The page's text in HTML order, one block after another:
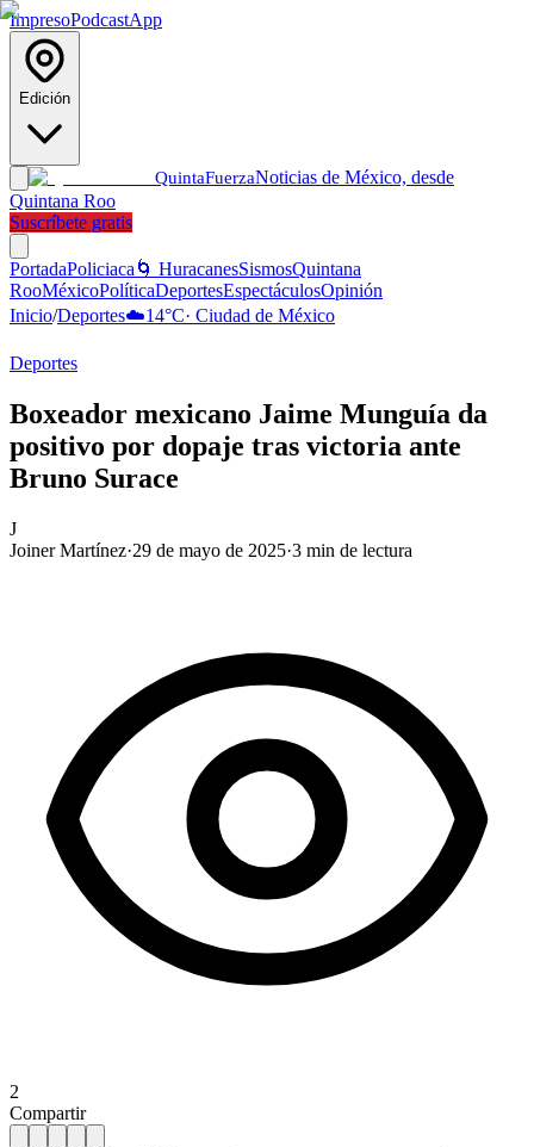
ImpresoPodcastApp
Edición
QuintaFuerzaNoticias de México, desde
Quintana Roo
Suscríbete gratis
PortadaPoliciaca 🌀 HuracanesSismosQuintana
RooMéxicoPolíticaDeportesEspectáculosOpinión
Inicio/Deportes☁️14°C· Ciudad de México
Deportes
Boxeador mexicano Jaime Munguía da
positivo por dopaje tras victoria ante
Bruno Surace
J
Joiner Martínez·29 de mayo de 2025·3 min de lectura
2
Compartir